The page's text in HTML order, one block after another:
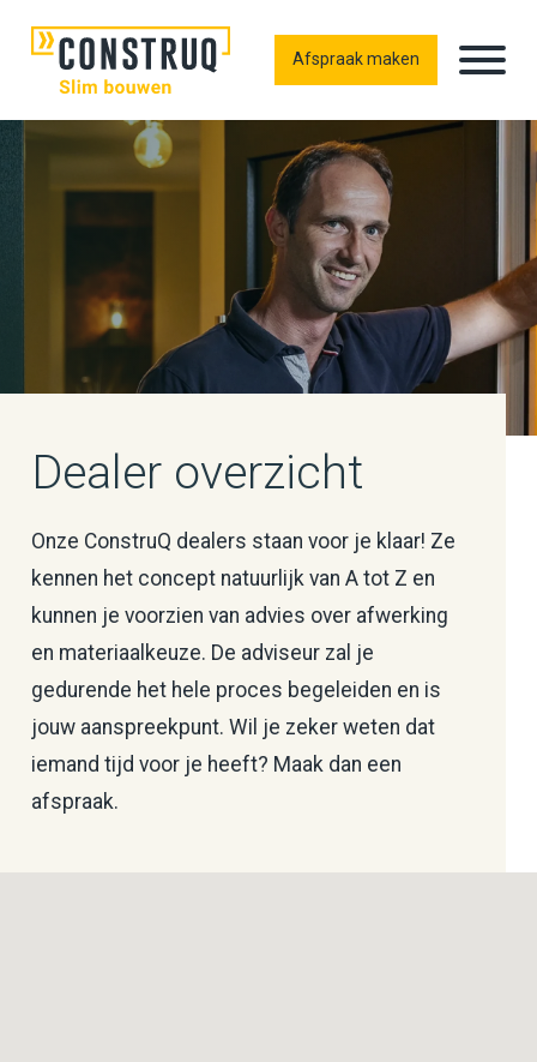
Afspraak maken
Dealer overzicht
Onze ConstruQ dealers staan voor je klaar! Ze
kennen het concept natuurlijk van A tot Z en
kunnen je voorzien van advies over afwerking
en materiaalkeuze. De adviseur zal je
gedurende het hele proces begeleiden en is
jouw aanspreekpunt. Wil je zeker weten dat
iemand tijd voor je heeft? Maak dan een
afspraak.